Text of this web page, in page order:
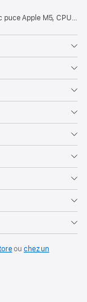
cœurs et GPU 10 cœurs - Argent
ouchez un